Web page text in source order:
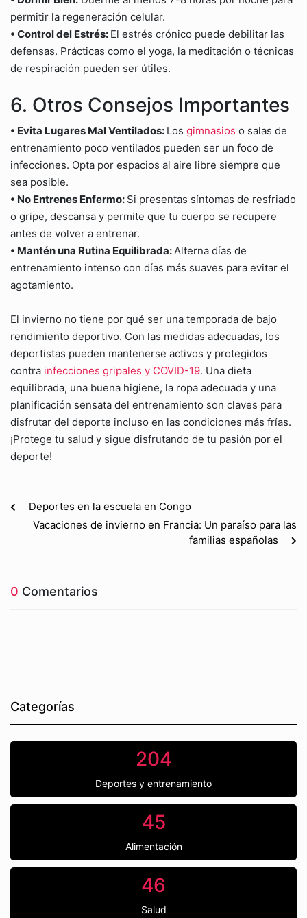
permitir la regeneración celular.
• Control del Estrés: El estrés crónico puede debilitar las
defensas. Prácticas como el yoga, la meditación o técnicas
de respiración pueden ser útiles.
6. Otros Consejos Importantes
• Evita Lugares Mal Ventilados: Los gimnasios o salas de
entrenamiento poco ventilados pueden ser un foco de
infecciones. Opta por espacios al aire libre siempre que
sea posible.
• No Entrenes Enfermo: Si presentas síntomas de resfriado
o gripe, descansa y permite que tu cuerpo se recupere
antes de volver a entrenar.
• Mantén una Rutina Equilibrada:Alterna días de
entrenamiento intenso con días más suaves para evitar el
agotamiento.
El invierno no tiene por qué ser una temporada de bajo
rendimiento deportivo. Con las medidas adecuadas, los
deportistas pueden mantenerse activos y protegidos
contra infecciones gripales y COVID-19. Una dieta
equilibrada, una buena higiene, la ropa adecuada y una
planificación sensata del entrenamiento son claves para
disfrutar del deporte incluso en las condiciones más frías.
¡Protege tu salud y sigue disfrutando de tu pasión por el
deporte!
Deportes en la escuela en Congo
Vacaciones de invierno en Francia: Un paraíso para las
familias españolas
0 Comentarios
Categorías
204
Deportes y entrenamiento
45
Alimentación
46
Salud